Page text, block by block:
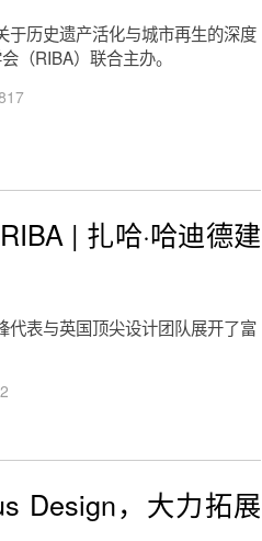
历史遗产活化与城市再生的深度
（RIBA）联合主办。
| 扎哈·哈迪德建
代表与英国顶尖设计团队展开了富
Design，大力拓展